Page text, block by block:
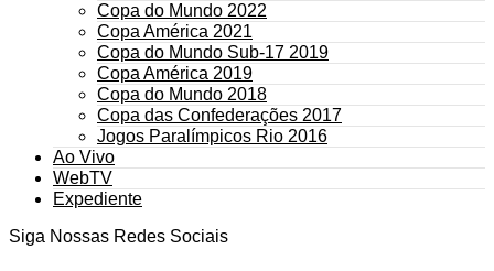
Copa do Mundo 2022
Copa América 2021
Copa do Mundo Sub-17 2019
Copa América 2019
Copa do Mundo 2018
Copa das Confederações 2017
Jogos Paralímpicos Rio 2016
Ao Vivo
WebTV
Expediente
Siga Nossas Redes Sociais